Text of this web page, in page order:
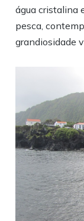
água cristalina
pesca,
grandiosidade